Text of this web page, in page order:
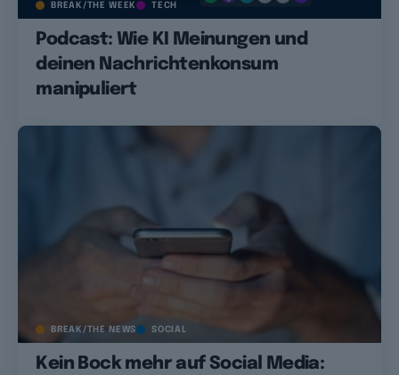
BREAK/THE WEEK TECH
Podcast: Wie KI Meinungen und
deinen Nachrichtenkonsum
manipuliert
BREAK/THE NEWS SOCIAL
Kein Bock mehr auf Social Media: